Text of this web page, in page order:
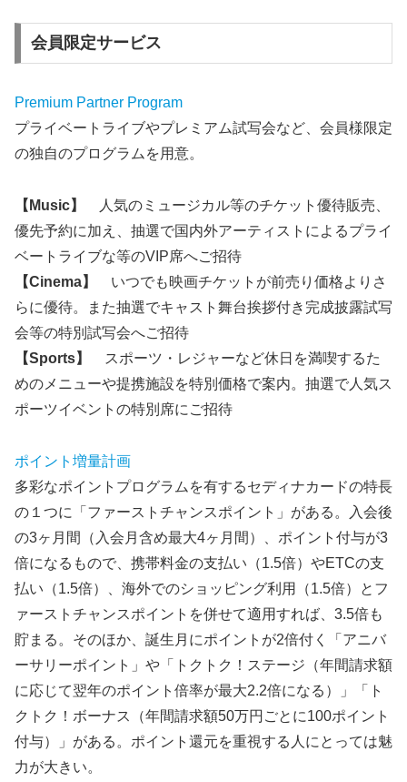
会員限定サービス
Premium Partner Program
プライベートライブやプレミアム試写会など、会員様限定
の独自のプログラムを用意。
【Music】
人気のミュージカル等のチケット優待販売、
優先予約に加え、抽選で国内外アーティストによるプライ
ベートライブな等のVIP席へご招待
【Cinema】
いつでも映画チケットが前売り価格よりさ
らに優待。また抽選でキャスト舞台挨拶付き完成披露試写
会等の特別試写会へご招待
【Sports】
スポーツ・レジャーなど休日を満喫するた
めのメニューや提携施設を特別価格で案内。抽選で人気ス
ポーツイベントの特別席にご招待
ポイント増量計画
多彩なポイントプログラムを有するセディナカードの特長
の１つに「ファーストチャンスポイント」がある。入会後
の3ヶ月間（入会月含め最大4ヶ月間）、ポイント付与が3
倍になるもので、携帯料金の支払い（1.5倍）やETCの支
払い（1.5倍）、海外でのショッピング利用（1.5倍）とフ
ァーストチャンスポイントを併せて適用すれば、3.5倍も
貯まる。そのほか、誕生月にポイントが2倍付く「アニバ
ーサリーポイント」や「トクトク！ステージ（年間請求額
に応じて翌年のポイント倍率が最大2.2倍になる）」「ト
クトク！ボーナス（年間請求額50万円ごとに100ポイント
付与）」がある。ポイント還元を重視する人にとっては魅
力が大きい。